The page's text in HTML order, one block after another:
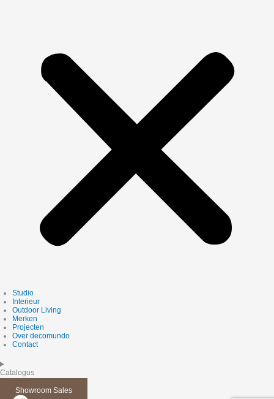
Studio
Interieur
Outdoor Living
Merken
Projecten
Over decomundo
Contact
Catalogus
Showroom Sales